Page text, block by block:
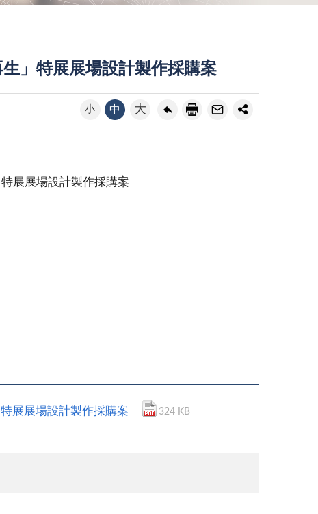
」特展展場設計製作採購案
小 中 大
展展場設計製作採購案
展展場設計製作採購案 324 KB